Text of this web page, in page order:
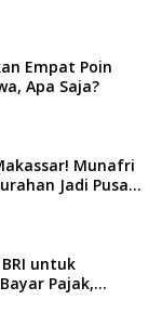
Empat Poin
Apa Saja?
Munafri
Jadi Pusat
untuk
Pajak,